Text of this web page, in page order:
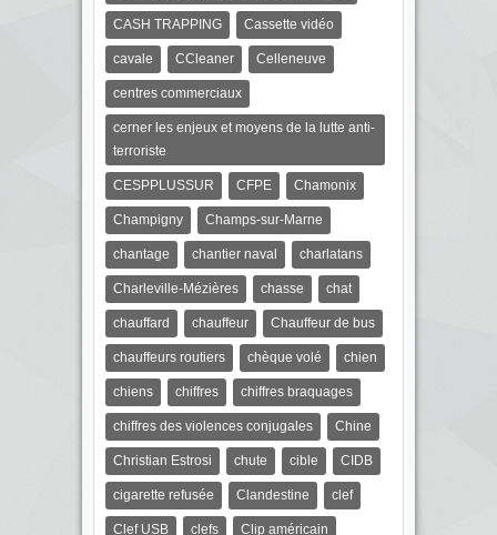
CASH TRAPPING Cassette vidéo
cavale CCleaner Celleneuve
centres commerciaux
cerner les enjeux et moyens de la lutte anti-
terroriste
CESPPLUSSUR CFPE Chamonix
Champigny Champs-sur-Marne
chantage chantier naval charlatans
Charleville-Mézières chasse chat
chauffard chauffeur Chauffeur de bus
chauffeurs routiers chèque volé chien
chiens chiffres chiffres braquages
chiffres des violences conjugales Chine
Christian Estrosi chute cible CIDB
cigarette refusée Clandestine clef
Clef USB clefs Clip américain